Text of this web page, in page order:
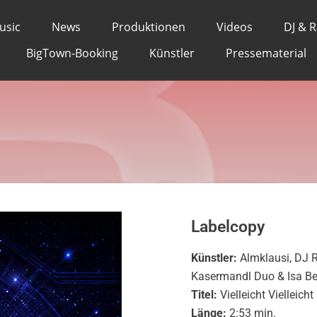
News Produktionen Videos
DJ &
BigTown-Booking
Künstler Pressematerial
Ramazotti,
Vielleicht
Labelcopy
Künstler: Almklausi, DJ
Kasermandl Duo & Isa
Titel: Vielleicht Vielleicht
Länge:2:53 min.